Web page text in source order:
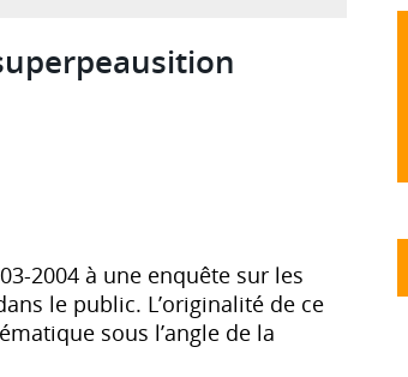
2004 à une enquête sur les
le public. L’originalité de ce
sous l’angle de la